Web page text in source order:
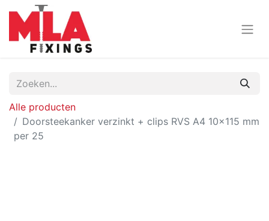
Alle producten
Doorsteekanker verzinkt + clips RVS A4 10x115 mm
per 25